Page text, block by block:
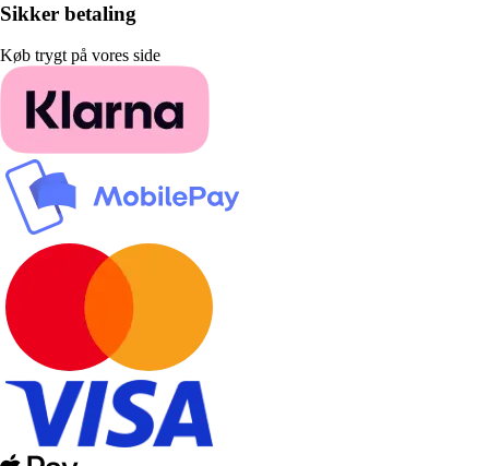
Sikker betaling
Køb trygt på vores side